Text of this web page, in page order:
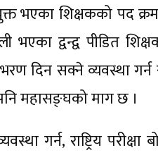
भएका शिक्षकको पद
भएका द्वन्द्व पीडित
दिन सक्ने व्यवस्था
महासङ्घको माग छ ।
गर्न, राष्ट्रिय परीक्षा